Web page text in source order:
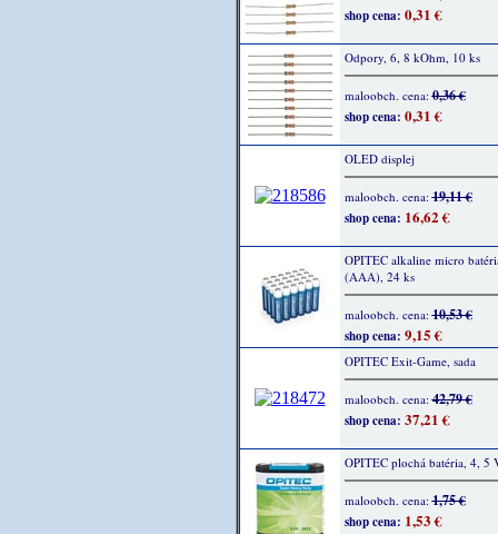
shop cena: 0,31 €
Odpory, 6, 8 kOhm, 10 ks
maloobch. cena:0,36 €
shop cena: 0,31 €
OLED displej
maloobch. cena:19,11 €
shop cena: 16,62 €
OPITEC alkaline micro
(AAA), 24 ks
maloobch. cena:10,53 €
shop cena: 9,15 €
OPITEC Exit-Game, sada
maloobch. cena:42,79 €
shop cena: 37,21 €
OPITEC plochá batéria, 4, 5
maloobch. cena:1,75 €
shop cena: 1,53 €